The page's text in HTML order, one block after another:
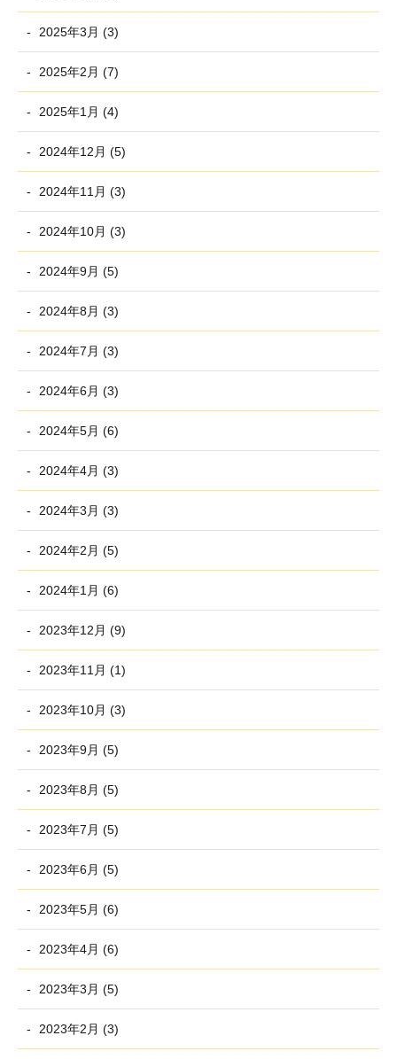
2025年3月 (3)
2025年2月 (7)
2025年1月 (4)
2024年12月 (5)
2024年11月 (3)
2024年10月 (3)
2024年9月 (5)
2024年8月 (3)
2024年7月 (3)
2024年6月 (3)
2024年5月 (6)
2024年4月 (3)
2024年3月 (3)
2024年2月 (5)
2024年1月 (6)
2023年12月 (9)
2023年11月 (1)
2023年10月 (3)
2023年9月 (5)
2023年8月 (5)
2023年7月 (5)
2023年6月 (5)
2023年5月 (6)
2023年4月 (6)
2023年3月 (5)
2023年2月 (3)